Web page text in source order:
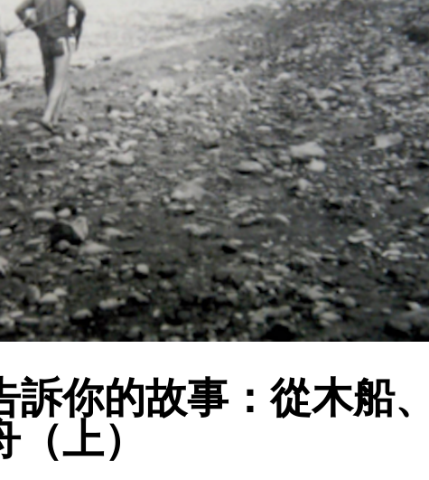
訴你的故事：從木船
上）